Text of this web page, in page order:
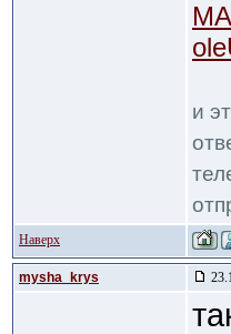
и
Наверх
mysha_krys